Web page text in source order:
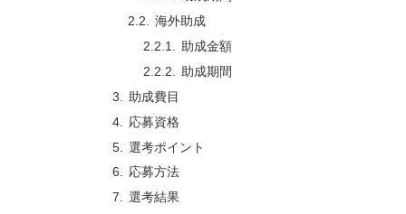
海外助成
助成金額
助成期間
助成費目
応募資格
選考ポイント
応募方法
選考結果